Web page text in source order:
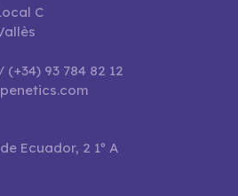
C
(+34) 93 784 82 12
Ecuador, 2 1º A